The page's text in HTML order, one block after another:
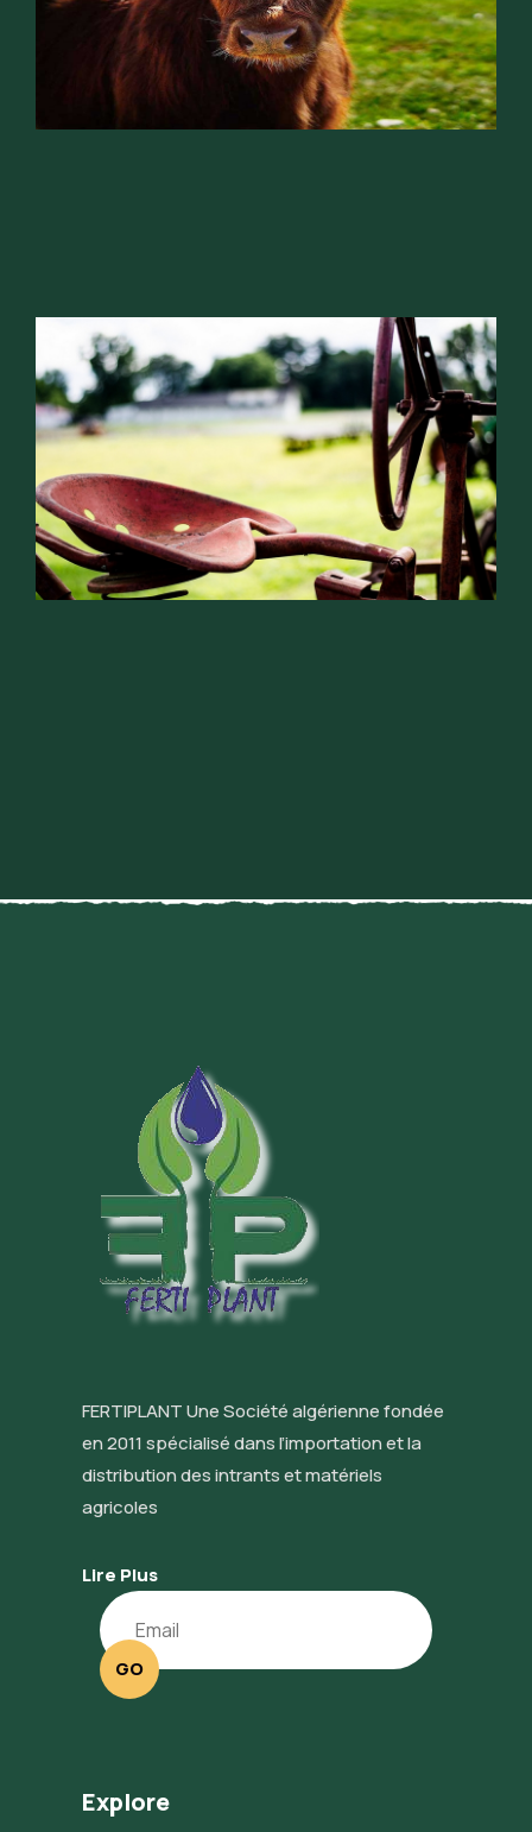
FERTIPLANT Une Société algérienne fondée
en 2011 spécialisé dans l’importation et la
distribution des intrants et matériels
agricoles
Lire Plus
GO
Explore